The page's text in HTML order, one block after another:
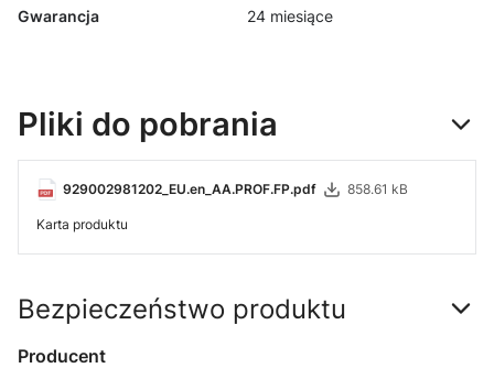
Gwarancja 24 miesiące
Pliki do pobrania
929002981202_EU.en_AA.PROF.FP.pdf 858.61 kB
Karta produktu
Bezpieczeństwo produktu
Producent